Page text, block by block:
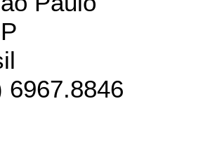
6967.8846